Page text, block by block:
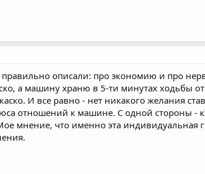
описали: про экономию и про
а машину храню в 5-ти минутах ходьбы
И все равно - нет никакого желания
отношений к машине. С одной стороны -
мнение, что именно эта индивидуальная